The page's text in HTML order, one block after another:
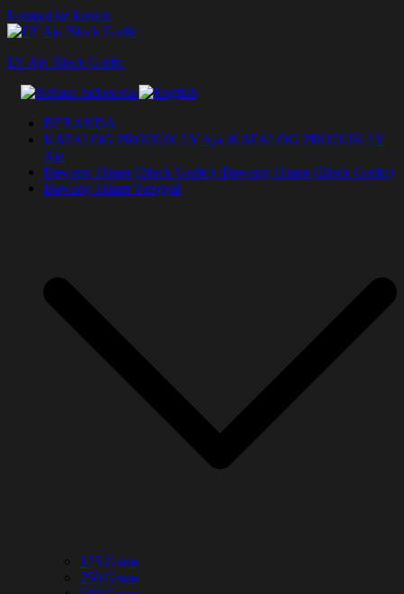
Lompat ke konten
LY Aja Black Garlic
BERANDA
KATALOG PRODUK LY Aja :KATALOG PRODUK LY
Aja
Bawang Hitam (Black Garlic) :Bawang Hitam (Black Garlic)
Bawang Hitam Tunggal
125 Gram
250 Gram